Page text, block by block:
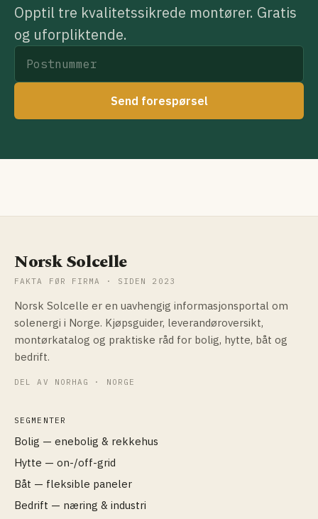
Opptil tre kvalitetssikrede montører. Gratis
og uforpliktende.
Send forespørsel
Norsk Solcelle
FAKTA FØR FIRMA · SIDEN 2023
Norsk Solcelle er en uavhengig informasjonsportal om
solenergi i Norge. Kjøpsguider, leverandøroversikt,
montørkatalog og praktiske råd for bolig, hytte, båt og
bedrift.
DEL AV NORHAG · NORGE
SEGMENTER
Bolig — enebolig & rekkehus
Hytte — on-/off-grid
Båt — fleksible paneler
Bedrift — næring & industri